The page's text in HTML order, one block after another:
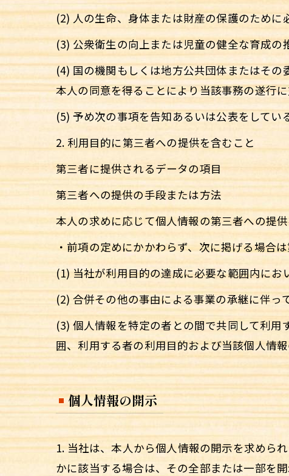
(2) 人の生命、身体または財産の保護のため
(3) 公衆衛生の向上または児童の健全な育成
(4) 国の機関もしくは地方公共団体またはそ
本人の同意を得ることにより当該事務の遂行
(5) 予め次の事項を告知あるいは公表をしてい
2. 利用目的に第三者への提供を含むこと
第三者に提供されるデータの項目
第三者への提供の手段または方法
本人の求めに応じて個人情報の第三者への提
・前項の定めにかかわらず、次に掲げる場合
(1) 当社が利用目的の達成に必要な範囲内に
(2) 合併その他の事由による事業の承継に伴っ
(3) 個人情報を特定の者との間で共同して利
囲、利用する者の利用目的および当該個人情
個人情報の開示
1. 当社は、本人から個人情報の開示を求めら
かに該当する場合は、その全部または一部を